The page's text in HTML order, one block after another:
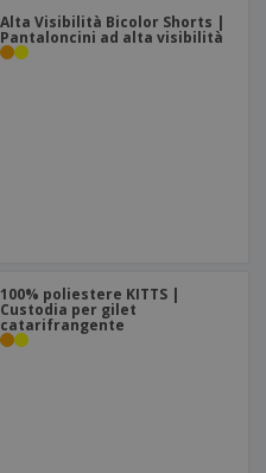
Alta Visibilità Bicolor Shorts |
Pantaloncini ad alta visibilità
100% poliestere KITTS |
Custodia per gilet
catarifrangente